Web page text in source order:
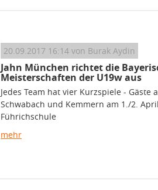
20.09.2017 16:14 von Burak Aydin
Jahn München richtet die
Meisterschaften der U19w aus
Jedes Team hat vier Kurzspiele - Gäste
Schwabach und Kemmern am 1./2.
Führichschule
mehr